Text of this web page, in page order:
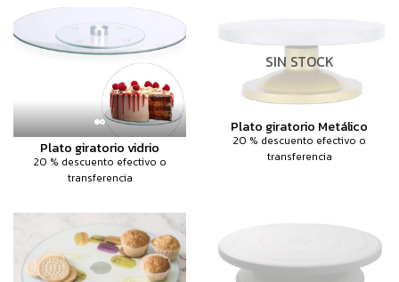
Plato giratorio vidrio
20 % descuento efectivo o
transferencia
SIN STOCK
Plato giratorio Metálico
20 % descuento efectivo o
transferencia